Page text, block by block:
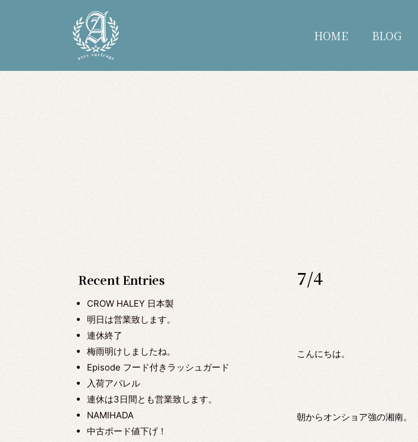
HOME BLOG
Recent Entries
CROW HALEY 日本製
明日は営業致します。
連休終了
梅雨明けしましたね。
Episode フード付きラッシュガード
入荷アパレル
連休は3日間とも営業致します。
NAMIHADA
中古ボード値下げ！
7/4
こんにちは。
朝からオンショア強の湘南。